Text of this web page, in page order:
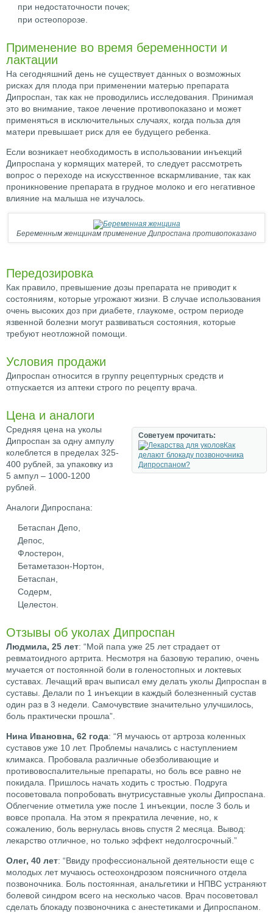
при недостаточности почек;
при остеопорозе.
Применение во время беременности и
лактации
На сегодняшний день не существует данных о возможных
рисках для плода при применении матерью препарата
Дипроспан, так как не проводились исследования. Принимая
это во внимание, такое лечение противопоказано и может
применяться в исключительных случаях, когда польза для
матери превышает риск для ее будущего ребенка.
Если возникает необходимость в использовании инъекций
Дипроспана у кормящих матерей, то следует рассмотреть
вопрос о переходе на искусственное вскармливание, так как
проникновение препарата в грудное молоко и его негативное
влияние на малыша не изучалось.
Беременным женщинам применение Дипроспана противопоказано
Передозировка
Как правило, превышение дозы препарата не приводит к
состояниям, которые угрожают жизни. В случае использования
очень высоких доз при диабете, глаукоме, остром периоде
язвенной болезни могут развиваться состояния, которые
требуют неотложной помощи.
Условия продажи
Дипроспан относится в группу рецептурных средств и
отпускается из аптеки строго по рецепту врача.
Цена и аналоги
Советуем прочитать:
Как
делают блокаду позвоночника
Дипроспаном?
Средняя цена на уколы
Дипроспан за одну ампулу
колеблется в пределах 325-
400 рублей, за упаковку из
5 ампул – 1000-1200
рублей.
Аналоги Дипроспана:
Бетаспан Депо,
Депос,
Флостерон,
Бетаметазон-Нортон,
Бетаспан,
Содерм,
Целестон.
Отзывы об уколах Дипроспан
Людмила, 25 лет: “Мой папа уже 25 лет страдает от
ревматоидного артрита. Несмотря на базовую терапию, очень
мучается от постоянной боли в голеностопных и локтевых
суставах. Лечащий врач выписал ему делать уколы Дипроспан в
суставы. Делали по 1 инъекции в каждый болезненный сустав
один раз в 3 недели. Самочувствие значительно улучшилось,
боль практически прошла”.
Нина Ивановна, 62 года: “Я мучаюсь от артроза коленных
суставов уже 10 лет. Проблемы начались с наступлением
климакса. Пробовала различные обезболивающие и
противовоспалительные препараты, но боль все равно не
покидала. Пришлось начать ходить с тростью. Подруга
посоветовала попробовать внутрисуставные уколы Дипроспана.
Облегчение отметила уже после 1 инъекции, после 3 боль и
вовсе пропала. На этом я прекратила лечение, но, к
сожалению, боль вернулась вновь спустя 2 месяца. Вывод:
лекарство отличное, но только эффект недолгосрочный.”
Олег, 40 лет: “Ввиду профессиональной деятельности еще с
молодых лет мучаюсь остеохондрозом поясничного отдела
позвоночника. Боль постоянная, анальгетики и НПВС устраняют
болевой синдром всего на несколько часов. Врач посоветовал
сделать блокаду позвоночника с анестетиками и Дипроспаном.